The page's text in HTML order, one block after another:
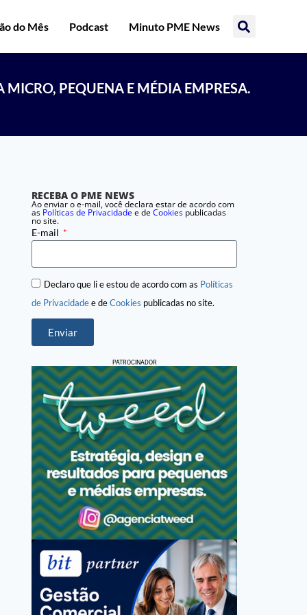
do Mês Podcast Minuto PME News
MICRO, PEQUENA E MÉDIA EMPRESA.
RECEBA O PME NEWS
Ao enviar o e-mail, você declara estar de acordo com
as Políticas de Privacidadee deCookies publicadas
no site.
E-mail
Declaro que li e estou de acordo com as Políticas
de Privacidadee deCookies publicadas no site.
Enviar
PATROCINADOR